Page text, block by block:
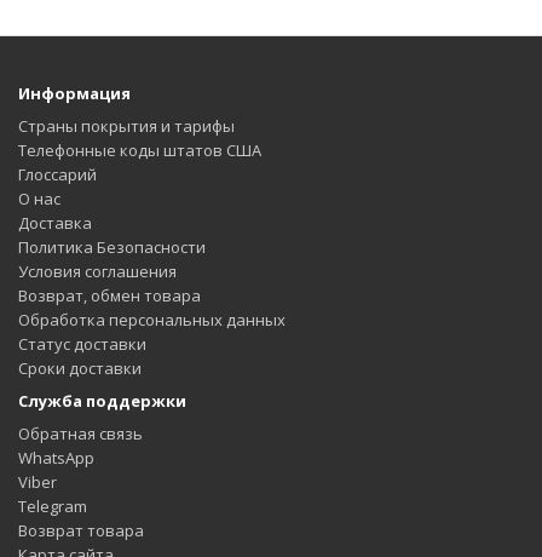
Информация
Страны покрытия и тарифы
Телефонные коды штатов США
Глоссарий
О нас
Доставка
Политика Безопасности
Условия соглашения
Возврат, обмен товара
Обработка персональных данных
Статус доставки
Сроки доставки
Служба поддержки
Обратная связь
WhatsApp
Viber
Telegram
Возврат товара